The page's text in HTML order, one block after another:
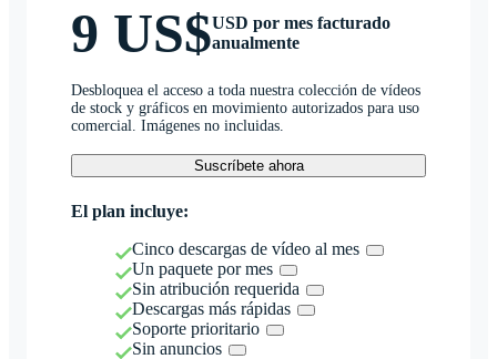
9 US$USD por mes facturado
anualmente
Desbloquea el acceso a toda nuestra colección de vídeos
de stock y gráficos en movimiento autorizados para uso
comercial. Imágenes no incluidas.
Suscríbete ahora
El plan incluye:
Cinco descargas de vídeo al mes
Un paquete por mes
Sin atribución requerida
Descargas más rápidas
Soporte prioritario
Sin anuncios